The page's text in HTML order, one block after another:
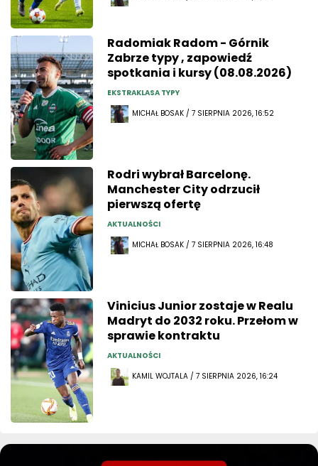
Radomiak Radom - Górnik
Zabrze typy , zapowiedź
spotkania i kursy (08.08.2026)
EKSTRAKLASA TYPY
MICHAŁ BOSAK / 7 SIERPNIA 2026, 16:52
Rodri wybrał Barcelonę.
Manchester City odrzucił
pierwszą ofertę
AKTUALNOŚCI
MICHAŁ BOSAK / 7 SIERPNIA 2026, 16:48
Vinicius Junior zostaje w Realu
Madryt do 2032 roku. Przełom w
sprawie kontraktu
AKTUALNOŚCI
KAMIL WOJTALA / 7 SIERPNIA 2026, 16:24